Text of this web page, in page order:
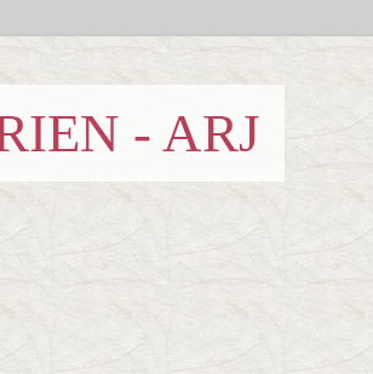
- ARJ